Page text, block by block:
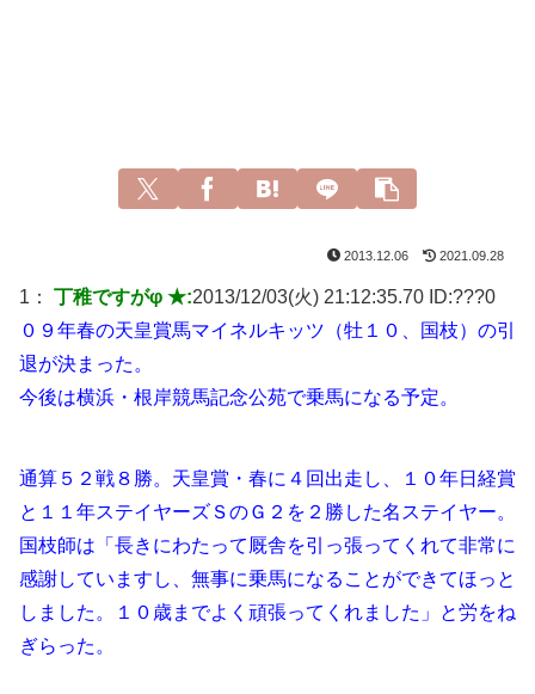
2013.12.06 2021.09.28
1： 丁稚ですがφ ★:2013/12/03(火) 21:12:35.70 ID:???0
０９年春の天皇賞馬マイネルキッツ（牡１０、国枝）の引
退が決まった。
今後は横浜・根岸競馬記念公苑で乗馬になる予定。
通算５２戦８勝。天皇賞・春に４回出走し、１０年日経賞
と１１年ステイヤーズＳのＧ２を２勝した名ステイヤー。
国枝師は「長きにわたって厩舎を引っ張ってくれて非常に
感謝していますし、無事に乗馬になることができてほっと
しました。１０歳までよく頑張ってくれました」と労をね
ぎらった。